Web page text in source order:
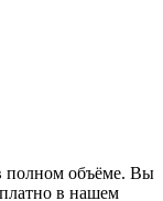
полном объёме. Вы
в нашем